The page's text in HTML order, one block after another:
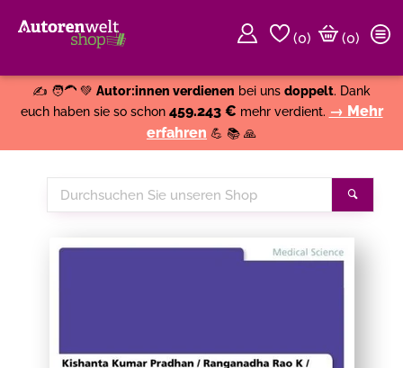
(0)
(0)
✍️ 🧑‍🦱 💚 Autor:innen verdienen bei uns doppelt. Dank
euch haben sie so schon 459.243 € mehr verdient. → Mehr
erfahren 💪 📚 🙏
Durchsuchen
Sie
Shop